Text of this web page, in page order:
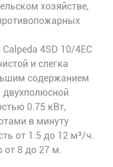
хозяйстве,
4SD 10/4EC
и слегка
содержанием
0.75 кВт,
в минуту
от 1.5 до 12 м³/ч.
от 8 до 27 м.